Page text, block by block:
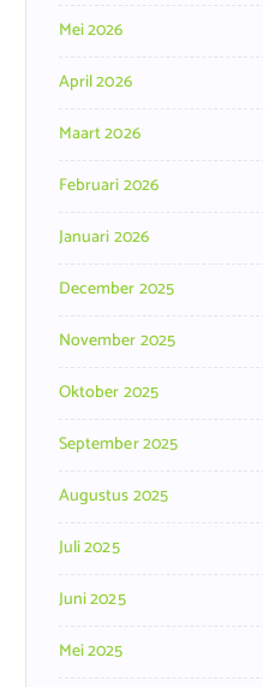
Mei 2026
April 2026
Maart 2026
Februari 2026
Januari 2026
December 2025
November 2025
Oktober 2025
September 2025
Augustus 2025
Juli 2025
Juni 2025
Mei 2025